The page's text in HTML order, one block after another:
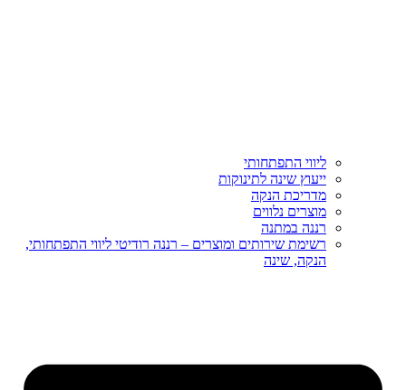
ליווי התפתחותי
ייעוץ שינה לתינוקות
מדריכת הנקה
מוצרים נלווים
רננה במתנה
רשימת שירותים ומוצרים – רננה רודיטי ליווי התפתחותי,
הנקה, שינה